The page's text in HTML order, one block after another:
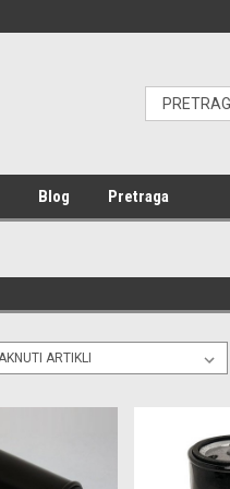
Blog Pretraga